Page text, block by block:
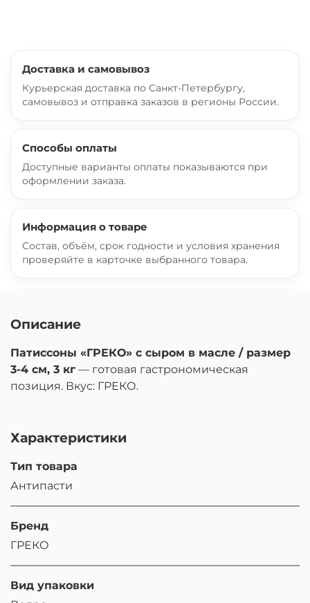
Доставка и самовывоз
Курьерская доставка по Санкт-Петербургу,
самовывоз и отправка заказов в регионы России.
Способы оплаты
Доступные варианты оплаты показываются при
оформлении заказа.
Информация о товаре
Состав, объём, срок годности и условия хранения
проверяйте в карточке выбранного товара.
Описание
Патиссоны «ГРЕКО» с сыром в масле / размер
3-4 см, 3 кг — готовая гастрономическая
позиция. Вкус: ГРЕКО.
Характеристики
Тип товара
Антипасти
Бренд
ГРЕКО
Вид упаковки